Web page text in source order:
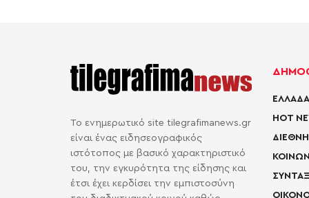
Το ενημερωτικό site tilegrafimanews.gr
είναι ένας ειδησεογραφικός
ιστότοπος με βασικό χαρακτηριστικό
του, την εγκυρότητα της είδησης και
έτσι έχει κερδίσει την εμπιστοσύνη
HOT
ΔΙΕΘΝΗ